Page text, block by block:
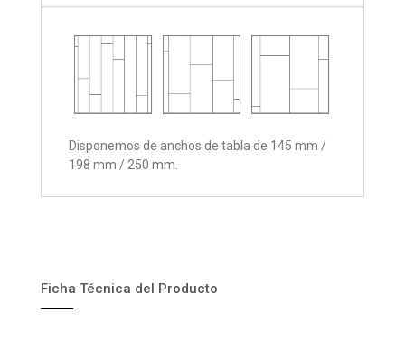
Disponemos de anchos de tabla de 145 mm /
198 mm / 250 mm.
Ficha Técnica del Producto